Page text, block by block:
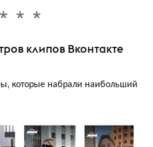
клипов Вконтакте
которые набрали наибольший